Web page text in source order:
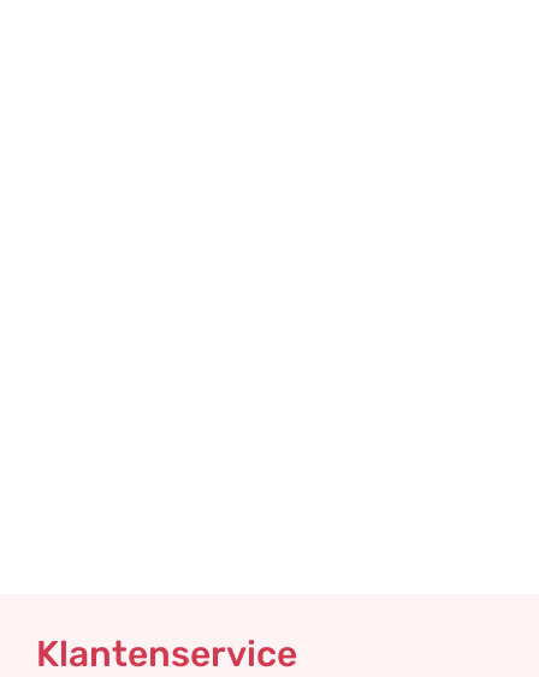
Klantenservice